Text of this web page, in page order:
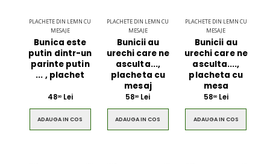
PLACHETE DIN LEMN CU
MESAJE
Bunica este
putin dintr-un
parinte putin
... , plachet
4800Lei
ADAUGA IN COS
PLACHETE DIN LEMN CU
MESAJE
Bunicii au
urechi care ne
asculta...,
placheta cu
mesaj
5800 Lei
ADAUGA IN COS
PLACHETE DIN LEMN CU
MESAJE
Bunicii au
urechi care ne
asculta....,
placheta cu
mesa
5800Lei
ADAUGA IN COS